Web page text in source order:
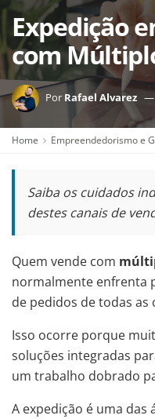
Expedição
com
Por Rafael Alvarez
Home Empreendedorismo e
Saiba os cuidados
destes canais de
Quem vende com
normalmente enfrenta
de pedidos de todas as
Isso ocorre porque
soluções integradas
um trabalho dobrado
A expedição é uma das